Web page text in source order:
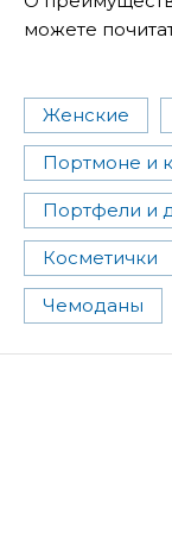
можете
Женские
Портмоне и
Портфели и
Косметички
Чемоданы